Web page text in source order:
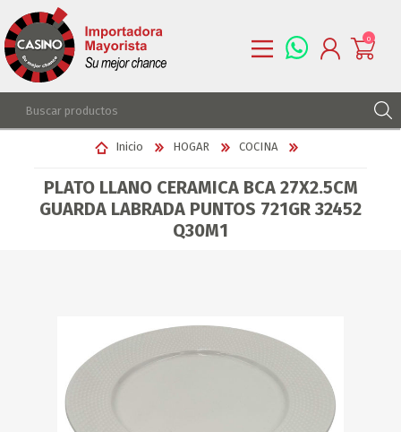
REGISTRARSE
LISTA DE DESEOS
0
Inicio HOGAR COCINA
PLATO LLANO CERAMICA BCA 27X2.5CM
GUARDA LABRADA PUNTOS 721GR 32452
Q30M1